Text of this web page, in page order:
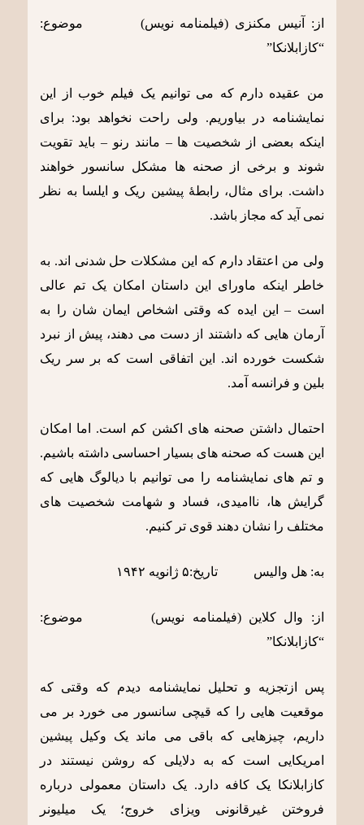
از: آنیس مکنزی (فیلمنامه نویس) موضوع:
“کازابلانکا”
من عقیده دارم که می توانیم یک فیلم خوب از این
نمایشنامه در بیاوریم. ولی راحت نخواهد بود: برای
اینکه بعضی از شخصیت ها – مانند رنو – باید تقویت
شوند و برخی از صحنه ها مشکل سانسور خواهند
داشت. برای مثال، رابطۀ پیشین ریک و ایلسا به نظر
نمی آید که مجاز باشد.
ولی من اعتقاد دارم که این مشکلات حل شدنی اند. به
خاطر اینکه ماورای این داستان امکان یک تم عالی
است – این ایده که وقتی اشخاص ایمان شان را به
آرمان هایی که داشتند از دست می دهند، پیش از نبرد
شکست خورده اند. این اتفاقی است که بر سر ریک
بلین و فرانسه آمد.
احتمال داشتن صحنه های اکشن کم است. اما امکان
این هست که صحنه های بسیار احساسی داشته باشیم.
و تم های نمایشنامه را می توانیم با دیالوگ هایی که
گرایش ها، ناامیدی، فساد و شهامت شخصیت های
مختلف را نشان دهند قوی تر کنیم.
به: هل والیس تاریخ:۵ ژانویه ١٩۴٢
از: وال کلاین (فیلمنامه نویس) موضوع:
“کازابلانکا”
پس ازتجزیه و تحلیل نمایشنامه دیدم که وقتی که
موقعیت هایی را که قیچی سانسور می خورد بر می
داریم، چیزهایی که باقی می ماند یک وکیل پیشین
امریکایی است که به دلایلی که روشن نیستند در
کازابلانکا یک کافه دارد. یک داستان معمولی درباره
فروختن غیرقانونی ویزای خروج؛ یک میلیونر